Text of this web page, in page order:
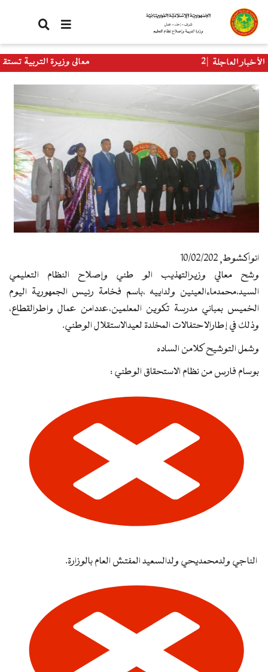
تجاوز
إلى
المحتوى
الرئيسي
الأخبار العاجلة
معالي وزيرة التربية تستقبل وفدا من
انواكشوط, 10/02/202
وشح معالي وزيرالتهذيب الو طني وإصلاح النظام التعليمي
السيد،محمدماءالعينين ولداييه ،باسم فخامة رئيس الجمهورية اليوم
الخميس بمباني مدرسة تكوين المعلمين،عددامن عمال واطرالقطاع،
وذلك في إطارالاحتفالات المخلدة لعيدالاستقلال الوطني.
وشمل التوشيح كلامن الساده
بوسام فارس من نظام الاستحقاق الوطني :
الناجي ولدمحمديحي ولدالسعيد المفتش العام بالوزارة.